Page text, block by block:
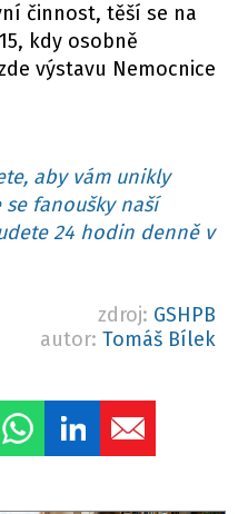
činnost, těší se na
kdy osobně
výstavu Nemocnice
aby vám unikly
fanoušky naší
24 hodin denně v
zdroj: GSHPB
autor: Tomáš Bílek